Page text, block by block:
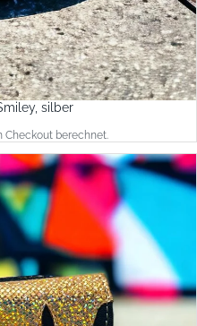
silber
Checkout berechnet.